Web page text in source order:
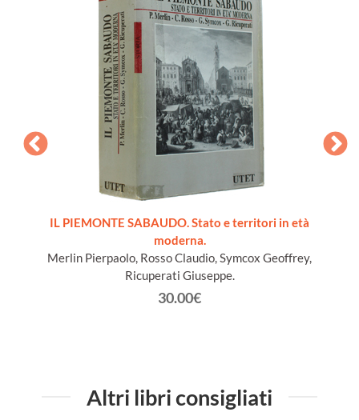
IL PIEMONTE SABAUDO. Stato e territori in età
moderna.
Merlin Pierpaolo, Rosso Claudio, Symcox Geoffrey,
Ricuperati Giuseppe.
30.00€
Altri libri consigliati